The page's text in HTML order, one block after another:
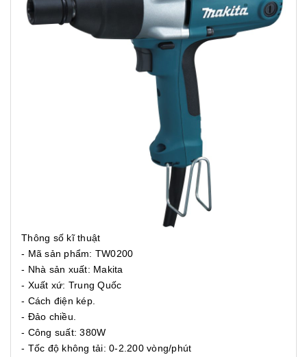
Thông số kĩ thuật
- Mã sản phẩm: TW0200
- Nhà sản xuất: Makita
- Xuất xứ: Trung Quốc
- Cách điện kép.
- Đảo chiều.
- Công suất: 380W
- Tốc độ không tải: 0-2.200 vòng/phút